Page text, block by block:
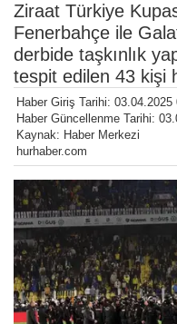
Ziraat Türkiye
Fenerbahçe ile
derbide taşkınlık
tespit edilen 43 kişi
Haber Giriş Tarihi: 03.04.2025
Haber Güncellenme Tarihi:
Kaynak: Haber Merkezi
hurhaber.com